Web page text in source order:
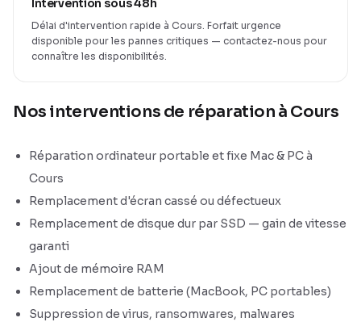
Intervention sous 48h
Délai d'intervention rapide à Cours. Forfait urgence
disponible pour les pannes critiques — contactez-nous pour
connaître les disponibilités.
Nos interventions de réparation à Cours
Réparation ordinateur portable et fixe Mac & PC à
Cours
Remplacement d'écran cassé ou défectueux
Remplacement de disque dur par SSD — gain de vitesse
garanti
Ajout de mémoire RAM
Remplacement de batterie (MacBook, PC portables)
Suppression de virus, ransomwares, malwares